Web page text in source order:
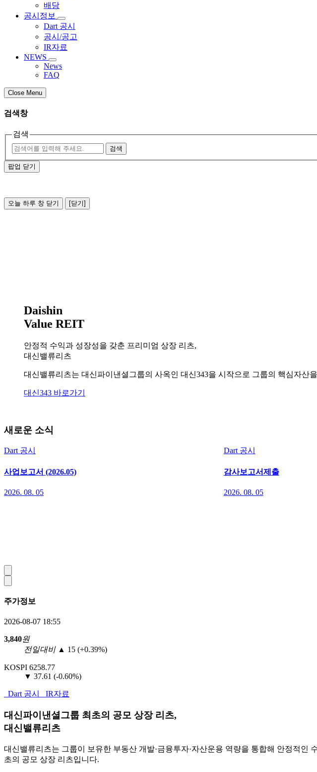
배당
공시정보
Dart 공시
공시/공고
IR자료
NEWS
News
FAQ
Close Menu
검색창
검색
검색
팝업 닫기
오늘 하루 창 닫기 [닫기]
Daishin
Value REIT
안정적 수익과 성장성을 갖춘 프리미엄 상장 리츠,
대신밸류리츠
대신밸류리츠는 대신파이낸셜그룹의 사옥인 대신343을 시작으로 그룹의 핵심자산
대신343 바로가기
새로운 소식
Dart 공시
사업보고서 (2026.05)
2026. 08. 05
Dart 공시
감사보고서제출
2026. 08. 05
주가정보
2026-08-07 18:55
3,840원
전일대비 ▲ 15 (+0.39%)
KOSPI 6258.77
▼ 37.61 (-0.60%)
Dart 공시 IR자료
대신파이낸셜그룹 최초의 공모 상장 리츠,
대신밸류리츠
대신밸류리츠는 그룹이 보유한 부동산 개발·금융투자·자산운용 역량을 통합해 안정적
초의 공모 상장 리츠입니다.